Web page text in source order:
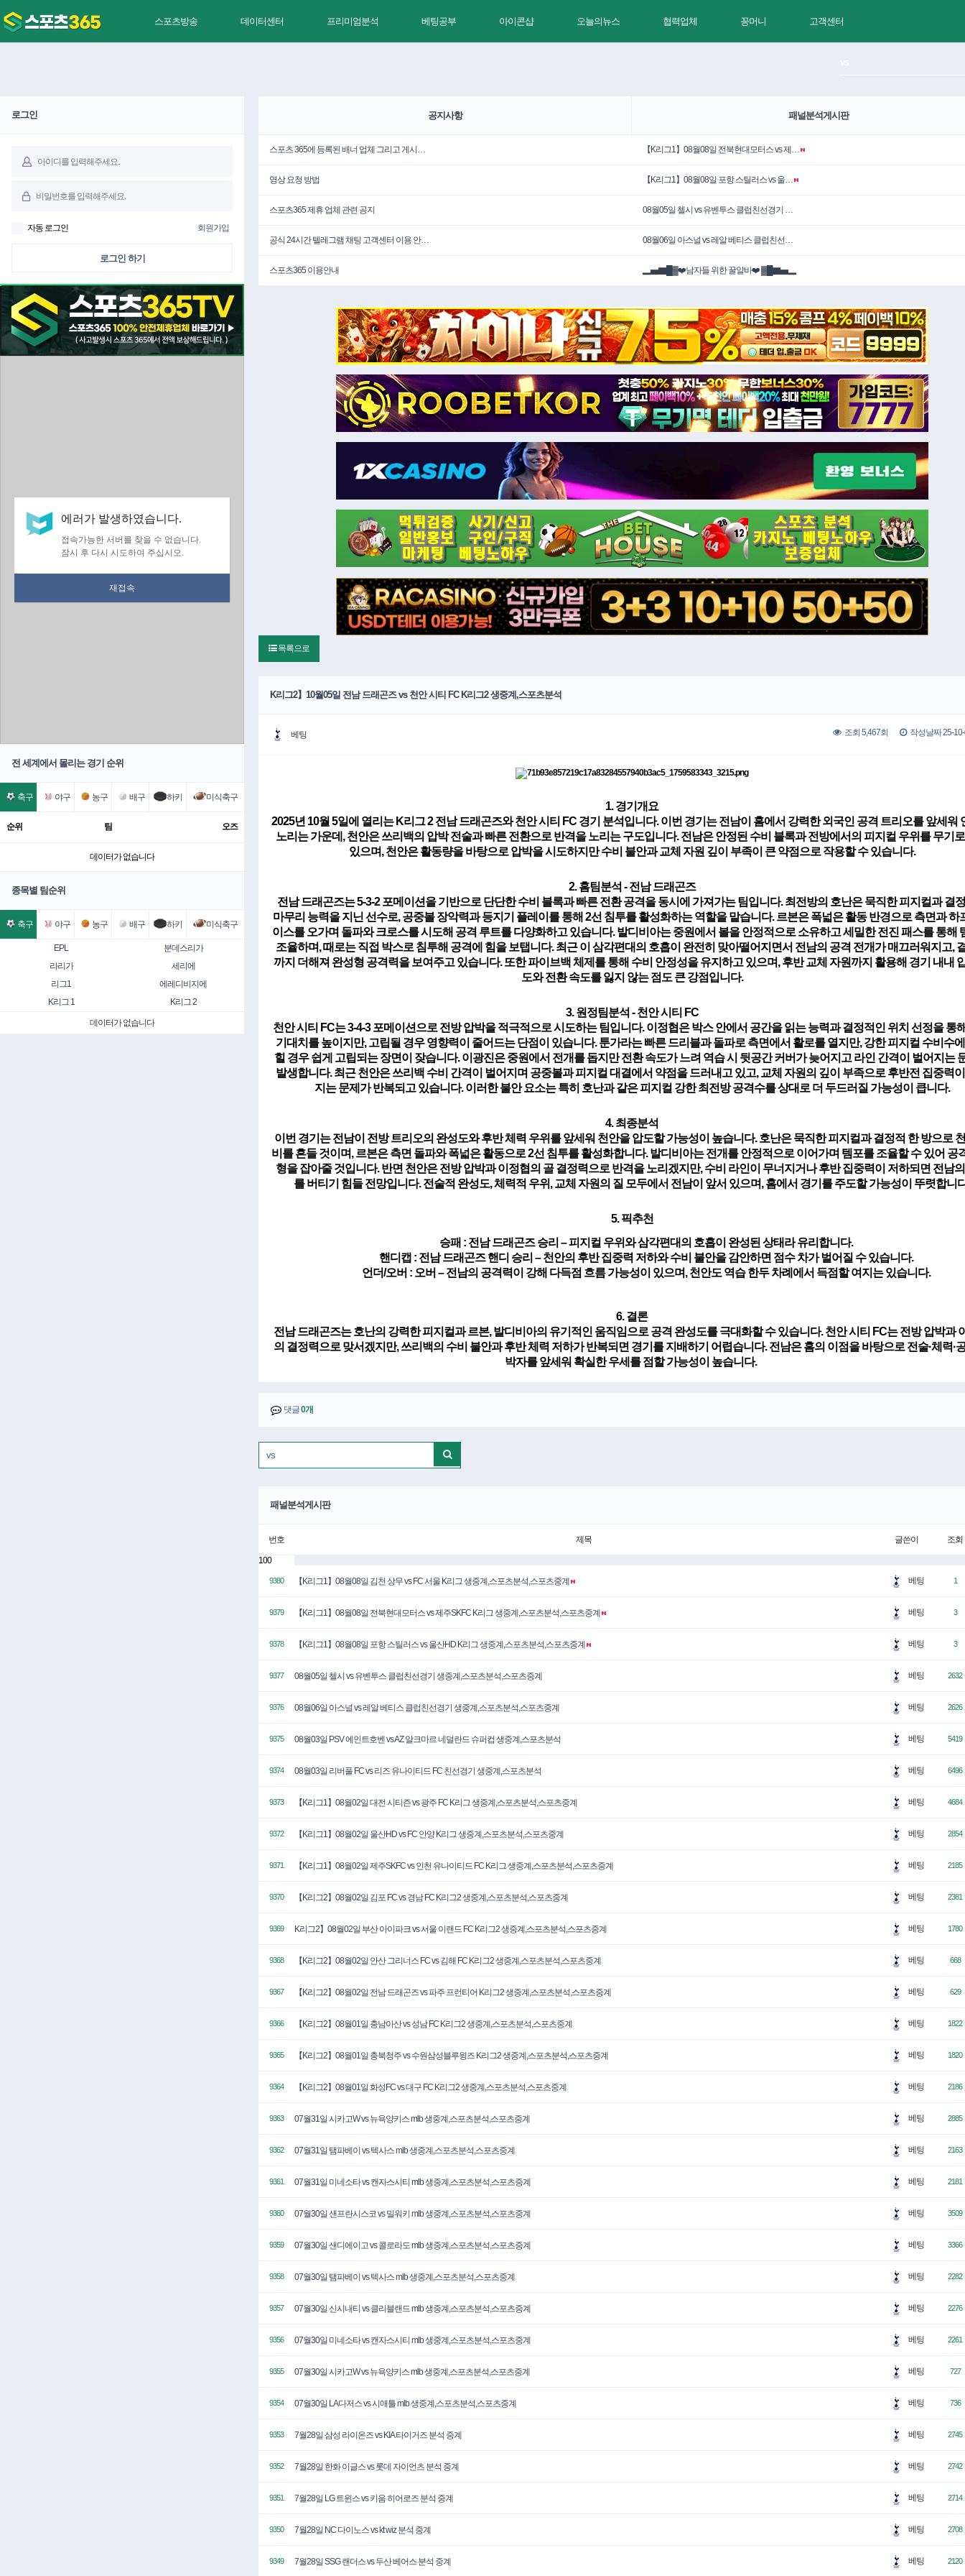
스포츠방송 데이터센터 프리미엄분석 베팅공부 아이콘샵 오늘의뉴스 협력업체 꽁머니 고객센터
로그인
자동 로그인 회원가입
로그인 하기
전 세계에서 몰리는 경기 순위
축구 야구 농구 배구 하키 미식축구
순위 팀 오즈
데이터가 없습니다
종목별 팀순위
축구 야구 농구 배구 하키 미식축구
EPL
분데스리가
라리가
세리에
리그1
에레디비지에
K리그 1
K리그 2
데이터가 없습니다
공지사항 패널분석게시판
스포츠 365에 등록된 배너 업체 그리고 게시…
영상 요청 방법
스포츠365 제휴 업체 관련 공지
공식 24시간 텔레그램 채팅 고객센터 이용 안…
스포츠365 이용안내
【K리그1】08월08일 전북현대모터스 vs 제…
【K리그1】08월08일 포항 스틸러스 vs 울…
08월05일 첼시 vs 유벤투스 클럽친선경기 …
08월06일 아스널 vs 레알 베티스 클럽친선…
▂▅▇█▓❤️남자들 위한 꿀알바❤️ ▓█▇▅▂
목록으로
K리그2】10월05일 전남 드래곤즈 vs 천안 시티 FC K리그2 생중계,스포츠분석
베팅 조회 5,467회 작성날짜 25-
1. 경기개요
2025년 10월 5일에 열리는 K리그 2 전남 드래곤즈와 천안 시티 FC 경기 분석입니다. 이번 경기는 전남이 홈에서 강력한 외국인 공격 트리오를 앞세워
노리는 가운데, 천안은 쓰리백의 압박 전술과 빠른 전환으로 반격을 노리는 구도입니다. 전남은 안정된 수비 블록과 전방에서의 피지컬 우위를 무기
있으며, 천안은 활동량을 바탕으로 압박을 시도하지만 수비 불안과 교체 자원 깊이 부족이 큰 약점으로 작용할 수 있습니다.
2. 홈팀분석 - 전남 드래곤즈
전남 드래곤즈는5-3-2 포메이션을 기반으로 단단한 수비 블록과 빠른 전환 공격을 동시에 가져가는 팀입니다. 최전방의 호난은 묵직한 피지컬과 결
마무리 능력을 지닌 선수로,공중볼 장악력과 등지기 플레이를 통해 2선 침투를 활성화하는 역할을 맡습니다. 르본은 폭넓은 활동 반경으로 측면과 하
이스를 오가며 돌파와 크로스를 시도해 공격 루트를 다양화하고 있습니다. 발디비아는 중원에서 볼을 안정적으로 소유하고 세밀한 전진 패스를 통해
조율하며, 때로는 직접 박스로 침투해 공격에 힘을 보탭니다. 최근 이 삼각편대의 호흡이 완전히 맞아떨어지면서 전남의 공격 전개가 매끄러워지고,
까지 더해져 완성형 공격력을 보여주고 있습니다. 또한 파이브백 체제를 통해 수비 안정성을 유지하고 있으며, 후반 교체 자원까지 활용해 경기 내내
도와 전환 속도를 잃지 않는 점도 큰 강점입니다.
3. 원정팀분석 - 천안 시티 FC
천안 시티 FC는3-4-3 포메이션으로 전방 압박을 적극적으로 시도하는 팀입니다. 이정협은 박스 안에서 공간을 읽는 능력과 결정적인 위치 선정을 통
기대치를 높이지만, 고립될 경우 영향력이 줄어드는 단점이 있습니다. 툰가라는 빠른 드리블과 돌파로 측면에서 활로를 열지만, 강한 피지컬 수비수
힐 경우 쉽게 고립되는 장면이 잦습니다. 이광진은 중원에서 전개를 돕지만 전환 속도가 느려 역습 시 뒷공간 커버가 늦어지고 라인 간격이 벌어지는
발생합니다. 최근 천안은쓰리백 수비 간격이 벌어지며 공중볼과 피지컬 대결에서 약점을 드러내고 있고, 교체 자원의 깊이 부족으로 후반전 집중력
지는 문제가 반복되고 있습니다. 이러한 불안 요소는 특히 호난과 같은 피지컬 강한 최전방 공격수를 상대로 더 두드러질 가능성이 큽니다.
4. 최종분석
이번 경기는 전남이 전방 트리오의 완성도와 후반 체력 우위를 앞세워 천안을 압도할 가능성이 높습니다. 호난은 묵직한 피지컬과 결정적 한 방으로
비를 흔들 것이며, 르본은 측면 돌파와 폭넓은 활동으로 2선 침투를 활성화합니다. 발디비아는 전개를 안정적으로 이어가며 템포를 조율할 수 있어 공
형을 잡아줄 것입니다. 반면 천안은 전방 압박과 이정협의 골 결정력으로 반격을 노리겠지만, 수비 라인이 무너지거나 후반 집중력이 저하되면 전남
를 버티기 힘들 전망입니다.전술적 완성도, 체력적 우위, 교체 자원의 질 모두에서 전남이 앞서 있으며, 홈에서 경기를 주도할 가능성이 뚜렷합니
5. 픽추천
승패 : 전남 드래곤즈 승리 – 피지컬 우위와 삼각편대의 호흡이 완성된 상태라 유리합니다.
핸디캡 : 전남 드래곤즈 핸디 승리 – 천안의 후반 집중력 저하와 수비 불안을 감안하면 점수 차가 벌어질 수 있습니다.
언더/오버 : 오버 – 전남의 공격력이 강해 다득점 흐름 가능성이 있으며, 천안도 역습 한두 차례에서 득점할 여지는 있습니다.
6. 결론
전남 드래곤즈는 호난의 강력한 피지컬과 르본, 발디비아의 유기적인 움직임으로 공격 완성도를 극대화할 수 있습니다. 천안 시티 FC는 전방 압박과
의 결정력으로 맞서겠지만, 쓰리백의 수비 불안과 후반 체력 저하가 반복되면 경기를 지배하기 어렵습니다. 전남은 홈의 이점을 바탕으로 전술·체력·
박자를 앞세워 확실한 우세를 점할 가능성이 높습니다.
댓글0개
패널분석게시판
번호 제목 글쓴이 조회
100
9380 【K리그1】08월08일 김천 상무 vs FC 서울 K리그 생중계,스포츠분석,스포츠중계 베팅 1
9379 【K리그1】08월08일 전북현대모터스 vs 제주SKFC K리그 생중계,스포츠분석,스포츠중계 베팅 3
9378 【K리그1】08월08일 포항 스틸러스 vs 울산HD K리그 생중계,스포츠분석,스포츠중계 베팅 3
9377 08월05일 첼시 vs 유벤투스 클럽친선경기 생중계,스포츠분석,스포츠중계 베팅 2632
9376 08월06일 아스널 vs 레알 베티스 클럽친선경기 생중계,스포츠분석,스포츠중계 베팅 2626
9375 08월03일 PSV 에인트호벤 vs AZ 알크마르 네덜란드 슈퍼컵 생중계,스포츠분석 베팅 5419
9374 08월03일 리버풀 FC vs 리즈 유나이티드 FC 친선경기 생중계,스포츠분석 베팅 6496
9373 【K리그1】08월02일 대전 시티즌 vs 광주 FC K리그 생중계,스포츠분석,스포츠중계 베팅 4684
9372 【K리그1】08월02일 울산HD vs FC 안양 K리그 생중계,스포츠분석,스포츠중계 베팅 2854
9371 【K리그1】08월02일 제주SKFC vs 인천 유나이티드 FC K리그 생중계,스포츠분석,스포츠중계 베팅 2185
9370 【K리그2】08월02일 김포 FC vs 경남 FC K리그2 생중계,스포츠분석,스포츠중계 베팅 2381
9369 K리그2】08월02일 부산 아이파크 vs 서울 이랜드 FC K리그2 생중계,스포츠분석,스포츠중계 베팅 1780
9368 【K리그2】08월02일 안산 그리너스 FC vs 김해 FC K리그2 생중계,스포츠분석,스포츠중계 베팅 668
9367 【K리그2】08월02일 전남 드래곤즈 vs 파주 프런티어 K리그2 생중계,스포츠분석,스포츠중계 베팅 629
9366 【K리그2】08월01일 충남아산 vs 성남 FC K리그2 생중계,스포츠분석,스포츠중계 베팅 1822
9365 【K리그2】08월01일 충북청주 vs 수원삼성블루윙즈 K리그2 생중계,스포츠분석,스포츠중계 베팅 1820
9364 【K리그2】08월01일 화성FC vs 대구 FC K리그2 생중계,스포츠분석,스포츠중계 베팅 2186
9363 07월31일 시카고W vs 뉴욕양키스 mlb 생중계,스포츠분석,스포츠중계 베팅 2885
9362 07월31일 탬파베이 vs 텍사스 mlb 생중계,스포츠분석,스포츠중계 베팅 2163
9361 07월31일 미네소타 vs 캔자스시티 mlb 생중계,스포츠분석,스포츠중계 베팅 2181
9360 07월30일 샌프란시스코 vs 밀워키 mlb 생중계,스포츠분석,스포츠중계 베팅 3509
9359 07월30일 샌디에이고 vs 콜로라도 mlb 생중계,스포츠분석,스포츠중계 베팅 3366
9358 07월30일 탬파베이 vs 텍사스 mlb 생중계,스포츠분석,스포츠중계 베팅 2282
9357 07월30일 신시내티 vs 클리블랜드 mlb 생중계,스포츠분석,스포츠중계 베팅 2276
9356 07월30일 미네소타 vs 캔자스시티 mlb 생중계,스포츠분석,스포츠중계 베팅 2261
9355 07월30일 시카고W vs 뉴욕양키스 mlb 생중계,스포츠분석,스포츠중계 베팅 727
9354 07월30일 LA다저스 vs 시애틀 mlb 생중계,스포츠분석,스포츠중계 베팅 736
9353 7월28일 삼성 라이온즈 vs KIA 타이거즈 분석 중계 베팅 2745
9352 7월28일 한화 이글스 vs 롯데 자이언츠 분석 중계 베팅 2742
9351 7월28일 LG 트윈스 vs 키움 히어로즈 분석 중계 베팅 2714
9350 7월28일 NC 다이노스 vs kt wiz 분석 중계 베팅 2708
9349 7월28일 SSG 랜더스 vs 두산 베어스 분석 중계 베팅 2120